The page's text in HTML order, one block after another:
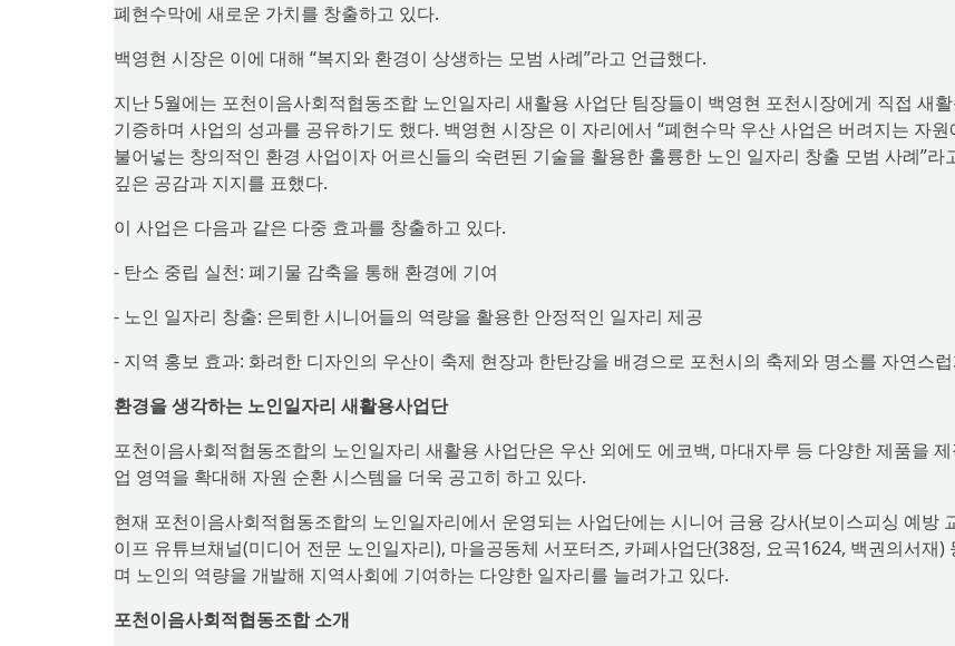
폐현수막에 새로운 가치를 창출하고 있다.
백영현 시장은 이에 대해 “복지와 환경이 상생하는 모범 사례”라고 언급했다.
지난 5월에는 포천이음사회적협동조합 노인일자리 새활용 사업단 팀장들이 백영현 포천시장에게 직접 새
기증하며 사업의 성과를 공유하기도 했다. 백영현 시장은 이 자리에서 “폐현수막 우산 사업은 버려지는 자원
불어넣는 창의적인 환경 사업이자 어르신들의 숙련된 기술을 활용한 훌륭한 노인 일자리 창출 모범 사례”라
깊은 공감과 지지를 표했다.
이 사업은 다음과 같은 다중 효과를 창출하고 있다.
- 탄소 중립 실천: 폐기물 감축을 통해 환경에 기여
- 노인 일자리 창출: 은퇴한 시니어들의 역량을 활용한 안정적인 일자리 제공
- 지역 홍보 효과: 화려한 디자인의 우산이 축제 현장과 한탄강을 배경으로 포천시의 축제와 명소를 자연스
환경을 생각하는 노인일자리 새활용사업단
포천이음사회적협동조합의 노인일자리 새활용 사업단은 우산 외에도 에코백, 마대자루 등 다양한 제품을
업 영역을 확대해 자원 순환 시스템을 더욱 공고히 하고 있다.
현재 포천이음사회적협동조합의 노인일자리에서 운영되는 사업단에는 시니어 금융 강사(보이스피싱 예방
이프 유튜브채널(미디어 전문 노인일자리), 마을공동체 서포터즈, 카페사업단(38정, 요곡1624, 백권의서재)
며 노인의 역량을 개발해 지역사회에 기여하는 다양한 일자리를 늘려가고 있다.
포천이음사회적협동조합 소개